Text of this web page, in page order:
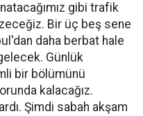
gibi trafik
Bir üç beş sene
daha berbat hale
Günlük
bir bölümünü
kalacağız.
Şimdi sabah akşam